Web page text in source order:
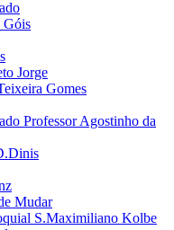
Góis
Jorge
Gomes
Professor Agostinho da
Mudar
S.Maximiliano Kolbe